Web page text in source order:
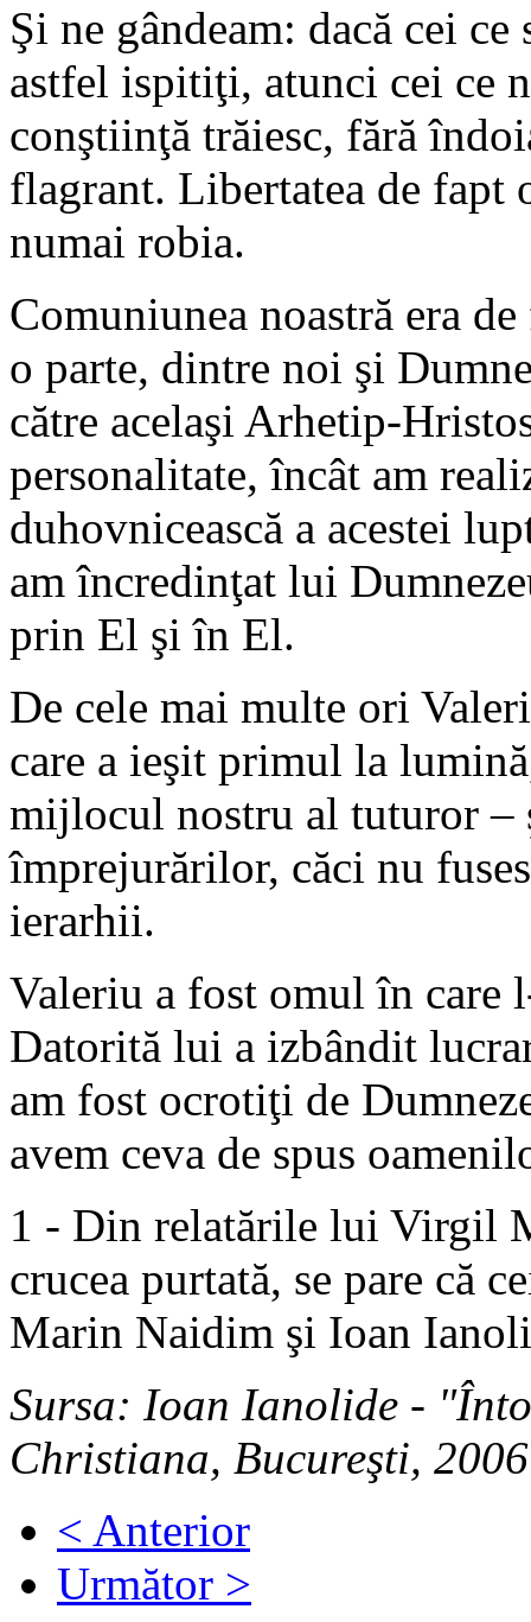
Şi ne gândeam: dacă cei
astfel ispitiţi, atunci cei ce
conştiinţă trăiesc, fără
flagrant. Libertatea de fapt
numai robia.
Comuniunea noastră era
o parte, dintre noi şi
către acelaşi Arhetip-
personalitate, încât am
duhovnicească a acestei
am încredinţat lui
prin El şi în El.
De cele mai multe ori
care a ieşit primul la
mijlocul nostru al tuturor –
împrejurărilor, căci nu
ierarhii.
Valeriu a fost omul în care
Datorită lui a izbândit
am fost ocrotiţi de
avem ceva de spus
1 - Din relatările lui Virgil
crucea purtată, se pare că
Marin Naidim şi Ioan
Sursa: Ioan Ianolide -
Christiana, Bucureşti, 2006
< Anterior
Următor >